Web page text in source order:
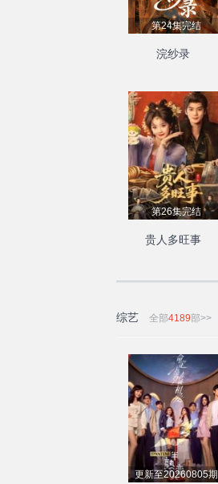
第24集完结
浣纱录
第26集完结
贵人多旺事
综艺 全部4189部>>
更新至20260805期